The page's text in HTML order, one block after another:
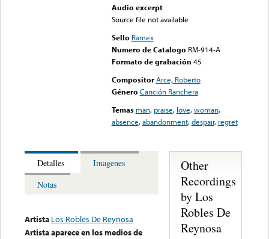
Audio excerpt
Source file not available
Sello Ramex
Numero de Catalogo RM-914-A
Formato de grabación 45
Compositor Arce, Roberto
Género Canción Ranchera
Temas man, praise, love,woman,
absence,abandonment,despair, regret
Detalles
Imagenes
Notas
Artista Los Robles De Reynosa
Artista aparece en los medios de
Other
Recordings
by Los
Robles De
Reynosa